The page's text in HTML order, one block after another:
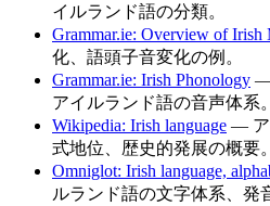
イルランド語の分類。
Grammar.ie: Overview of Irish
化、語頭子音変化の例。
Grammar.ie: Irish Phonology —
アイルランド語の音声体系。
Wikipedia: Irish language — ア
式地位、歴史的発展の概要。
Omniglot: Irish language,
ルランド語の文字体系、発